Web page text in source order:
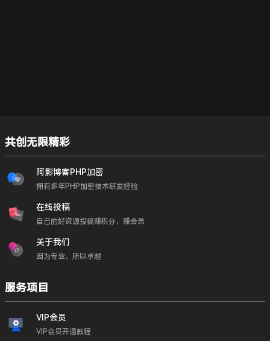
共创无限精彩
阿影博客PHP加密
拥有多年PHP加密技术研发经验
在线投稿
自己的好资源投稿赚积分，赚会员
关于我们
因为专业，所以卓越
服务项目
VIP会员
VIP会员开通教程